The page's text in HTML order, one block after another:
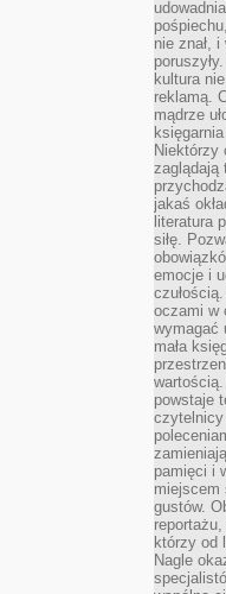
nie znał,
kultura
reklamą.
mądrze
Niektórzy
zaglądają
jakaś
literatura
siłę.
emocje i
oczami w
wymagać
mała
powstaje
czytelnicy
pamięci i
miejscem
gustów.
którzy od
Nagle